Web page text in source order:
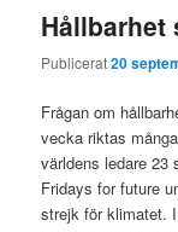
Hållbarhet
Publicerat20
Frågan om
vecka riktas
världens ledare 23
Fridays for future
strejk för klimatet.